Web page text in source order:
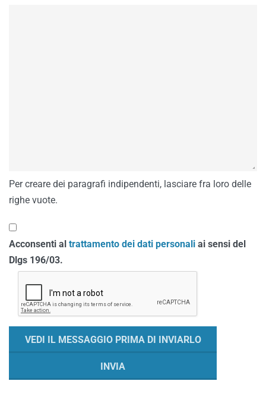
Per creare dei paragrafi indipendenti, lasciare fra loro delle
righe vuote.
Acconsenti al trattamento dei dati personali ai sensi del
Dlgs 196/03.